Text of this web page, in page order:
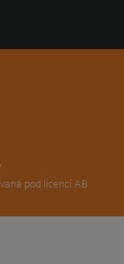
pod licencí AB